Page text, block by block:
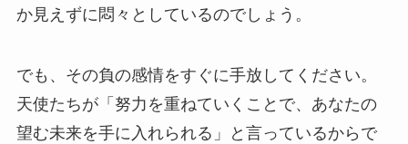
か見えずに悶々としているのでしょう。
でも、その負の感情をすぐに手放してください。
天使たちが「努力を重ねていくことで、あなたの
望む未来を手に入れられる」と言っているからで